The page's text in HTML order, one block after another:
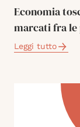
Economia
marcati fra
Leggi tutto